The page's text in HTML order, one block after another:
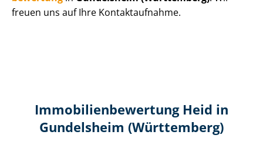
freuen uns auf Ihre Kontaktaufnahme.
Immobilien­bewertung Heid in
Gundelsheim (Württemberg)